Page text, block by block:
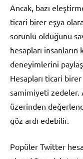
Ancak, bazı
ticari birer eşya
sorunlu olduğunu
hesapları
deneyimlerini
Hesapları ticari
samimiyeti zedeler.
üzerinden
göz ardı edebilir.
Popüler Twitter